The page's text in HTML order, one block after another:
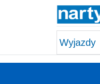
Wyjazdy